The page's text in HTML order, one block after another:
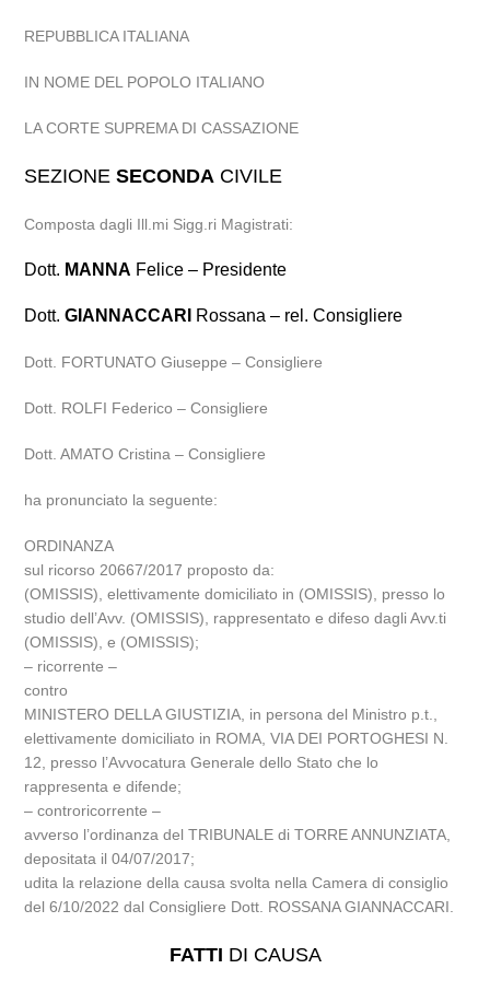
REPUBBLICA ITALIANA
IN NOME DEL POPOLO ITALIANO
LA CORTE SUPREMA DI CASSAZIONE
SEZIONESECONDA CIVILE
Composta dagli Ill.mi Sigg.ri Magistrati:
Dott. MANNA Felice – Presidente
Dott.GIANNACCARI Rossana – rel. Consigliere
Dott. FORTUNATO Giuseppe – Consigliere
Dott. ROLFI Federico – Consigliere
Dott. AMATO Cristina – Consigliere
ha pronunciato la seguente:
ORDINANZA
sul ricorso 20667/2017 proposto da:
(OMISSIS), elettivamente domiciliato in (OMISSIS), presso lo
studio dell’Avv. (OMISSIS), rappresentato e difeso dagli Avv.ti
(OMISSIS), e (OMISSIS);
– ricorrente –
contro
MINISTERO DELLA GIUSTIZIA, in persona del Ministro p.t.,
elettivamente domiciliato in ROMA, VIA DEI PORTOGHESI N.
12, presso l’Avvocatura Generale dello Stato che lo
rappresenta e difende;
– controricorrente –
avverso l’ordinanza del TRIBUNALE di TORRE ANNUNZIATA,
depositata il 04/07/2017;
udita la relazione della causa svolta nella Camera di consiglio
del 6/10/2022 dal Consigliere Dott. ROSSANA GIANNACCARI.
FATTI DI CAUSA